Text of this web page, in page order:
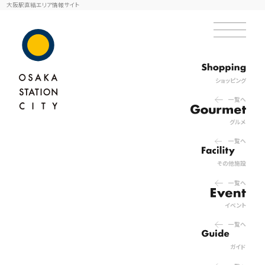
大阪駅直結エリア情報サイト
ショッピング
一覧へ
グルメ
一覧へ
その他施設
一覧へ
イベント
一覧へ
ガイド